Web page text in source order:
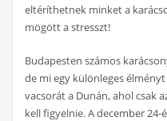
eltéríthetnek minket a
mögött a stresszt!
Budapesten számos
de mi egy különleges
vacsorát a Dunán, ahol csak
kell figyelnie. A december